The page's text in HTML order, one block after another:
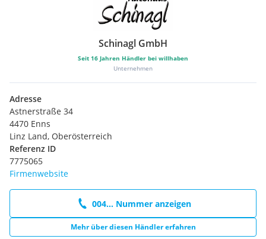
Schinagl GmbH
Seit 16 Jahren Händler bei willhaben
Unternehmen
Adresse
Astnerstraße 34
4470 Enns
Linz Land, Oberösterreich
Referenz ID
7775065
Firmenwebsite
004... Nummer anzeigen
Mehr über diesen Händler erfahren